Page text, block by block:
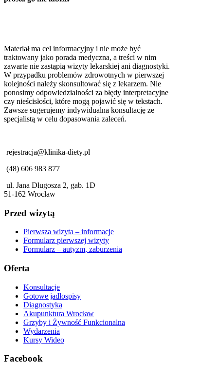
Materiał ma cel informacyjny i nie może być
traktowany jako porada medyczna, a treści w nim
zawarte nie zastąpią wizyty lekarskiej ani diagnostyki.
W przypadku problemów zdrowotnych w pierwszej
kolejności należy skonsultować się z lekarzem. Nie
ponosimy odpowiedzialności za błędy interpretacyjne
czy nieścisłości, które mogą pojawić się w tekstach.
Zawsze sugerujemy indywidualna konsultację ze
specjalistą w celu dopasowania zaleceń.
rejestracja@klinika-diety.pl
(48) 606 983 877
ul. Jana Długosza 2, gab. 1D
51-162 Wrocław
Przed wizytą
Pierwsza wizyta – informacje
Formularz pierwszej wizyty
Formularz – autyzm, zaburzenia
Oferta
Konsultacje
Gotowe jadłospisy
Diagnostyka
Akupunktura Wrocław
Grzyby i Żywność Funkcionalna
Wydarzenia
Kursy Wideo
Facebook